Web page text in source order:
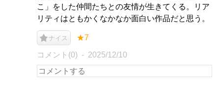
こ」をした仲間たちとの友情が生きてくる。リア
リティはともかくなかなか面白い作品だと思う。
ナイス ★7
コメント(0) 2025/12/10